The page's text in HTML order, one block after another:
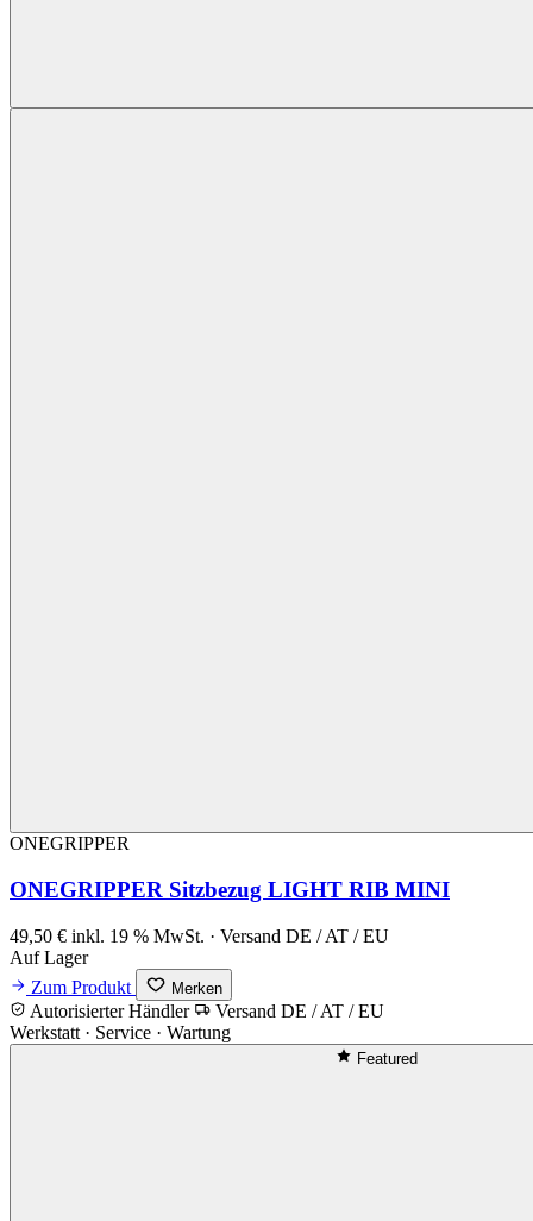
ONEGRIPPER
ONEGRIPPER Sitzbezug LIGHT RIB MINI
49,50 € inkl. 19 % MwSt. · Versand DE / AT / EU
Auf Lager
Zum Produkt
Merken
Autorisierter Händler
Versand DE / AT / EU
Werkstatt · Service · Wartung
Featured